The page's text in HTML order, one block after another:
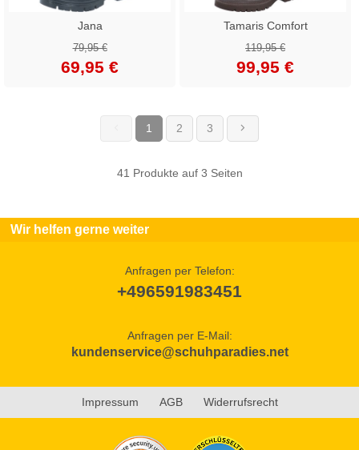
Jana
79,95 €
69,95 €
Tamaris Comfort
119,95 €
99,95 €
1 (current)
2 3
41 Produkte auf 3 Seiten
Wir helfen gerne weiter
Anfragen per Telefon:
+496591983451
Anfragen per E-Mail:
kundenservice@schuhparadies.net
Impressum AGB Widerrufsrecht